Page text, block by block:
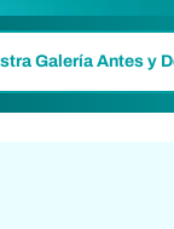
Galería Antes y